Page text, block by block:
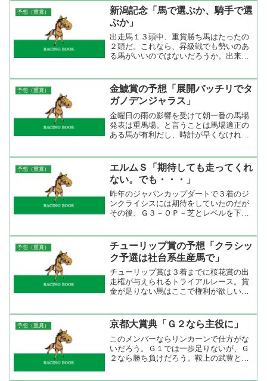
１．４７．３、湘南Ｓ（１６００万条
件）で１．３３．７だから標準...
予想（重賞）
新潟記念「馬で選ぶか、騎手で選
ぶか」
出走馬１３頭中、重賞勝ち馬はたったの
２頭だ。これなら、昇級戦でも勢いのあ
る馬がいいのではないだろうか。出来れ
ゃないかな。
予想（重賞）
金鯱賞の予想「展開バッチリでタ
ガノデンジャラス」
金曜日の雨の影響を受けて朝一番の馬場
発表は重馬場。と言うことは馬場適正の
ある馬が有利だし、時計が早くなければ
ヤメイン。どちらも行かなくてはダメと
いうタイプではなくスピー...
予想（重賞）
エルムＳ「期待しても走ってくれ
ない。でも・・・」
昨年のジャパンカップダートで３着のジ
ンクライシスには期待をしていたのだが
その後、Ｇ３－ＯＰ－芝とレベルを下げ
思う。今回は５ヶ月の休養明けだが、８
月上旬から札幌で稽古をし...
予想（重賞）
チューリップ賞の予想「クラシッ
ク予選は社台系生産馬で」
チューリップ賞は３着までに桜花賞の出
走権が与えられるトライアルレース。賞
金が足りない馬はここで権利が欲しいと
アパパネの父キングマンボはローズキン
グダム、コスモセンサーが...
予想（重賞） 京都大賞典「Ｇ２なら主役に」
このメンバーならリンカーンで仕方がな
いだろう。Ｇ１では一歩足りないが、Ｇ
２なら勝ち負けだろう。鞍上の武豊との